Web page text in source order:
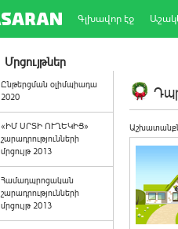
Գլխավոր էջ
Մրցույթներ
Ընթերցման օլիմպիադա
2020
«ԻՄ ՍՐՏԻ ՈՒՂԵԿԻՑ»
շարադրությունների
մրցույթ 2013
Համադպրոցական
շարադրությունների
մրցույթ 2013